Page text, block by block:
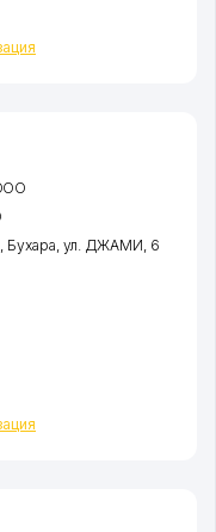
, Бухара, ул. ДЖАМИ, 6